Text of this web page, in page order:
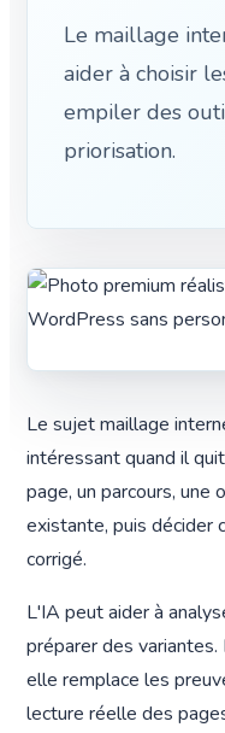
Le maillage
aider à choisir
empiler des
priorisation.
Le sujet maillage
intéressant quand il
page, un parcours, une
existante, puis décider
corrigé.
L'IA peut aider à
préparer des
elle remplace les
lecture réelle des